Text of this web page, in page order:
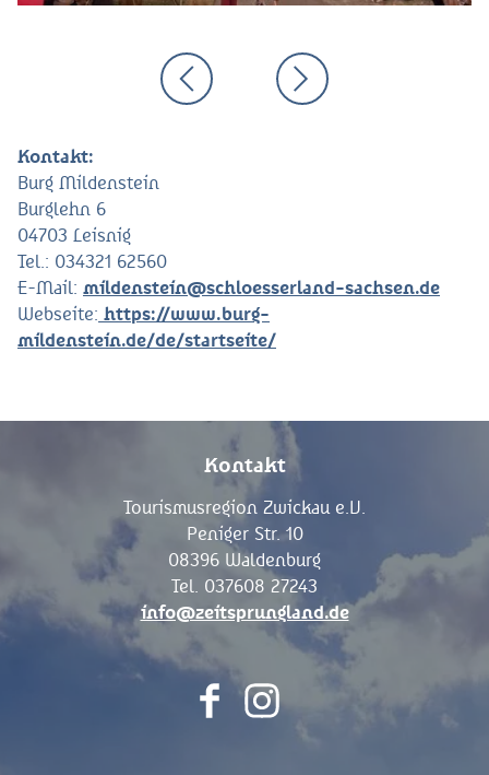
Kontakt:
Burg Mildenstein
Burglehn 6
04703 Leisnig
Tel.: 034321 62560
E-Mail: mildenstein@schloesserland-sachsen.de
Webseite: https://www.burg-
mildenstein.de/de/startseite/
Kontakt
Tourismusregion Zwickau e.V.
Peniger Str. 10
08396 Waldenburg
Tel. 037608 27243
info@zeitsprungland.de